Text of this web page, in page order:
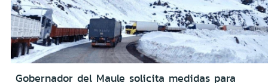
Gobernador del Maule solicita medidas para